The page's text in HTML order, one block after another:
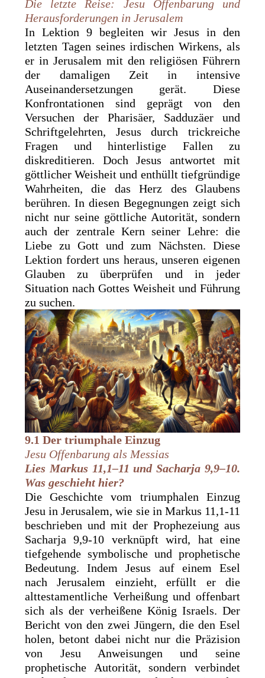
Die letzte Reise: Jesu Offenbarung und
Herausforderungen in Jerusalem
In Lektion 9 begleiten wir Jesus in den
letzten Tagen seines irdischen Wirkens, als
er in Jerusalem mit den religiösen Führern
der damaligen Zeit in intensive
Auseinandersetzungen gerät. Diese
Konfrontationen sind geprägt von den
Versuchen der Pharisäer, Sadduzäer und
Schriftgelehrten, Jesus durch trickreiche
Fragen und hinterlistige Fallen zu
diskreditieren. Doch Jesus antwortet mit
göttlicher Weisheit und enthüllt tiefgründige
Wahrheiten, die das Herz des Glaubens
berühren. In diesen Begegnungen zeigt sich
nicht nur seine göttliche Autorität, sondern
auch der zentrale Kern seiner Lehre: die
Liebe zu Gott und zum Nächsten. Diese
Lektion fordert uns heraus, unseren eigenen
Glauben zu überprüfen und in jeder
Situation nach Gottes Weisheit und Führung
zu suchen.
9.1 Der triumphale Einzug
Jesu Offenbarung als Messias
Lies Markus 11,1–11 und Sacharja 9,9–10.
Was geschieht hier?
Die Geschichte vom triumphalen Einzug
Jesu in Jerusalem, wie sie in Markus 11,1-11
beschrieben und mit der Prophezeiung aus
Sacharja 9,9-10 verknüpft wird, hat eine
tiefgehende symbolische und prophetische
Bedeutung. Indem Jesus auf einem Esel
nach Jerusalem einzieht, erfüllt er die
alttestamentliche Verheißung und offenbart
sich als der verheißene König Israels. Der
Bericht von den zwei Jüngern, die den Esel
holen, betont dabei nicht nur die Präzision
von Jesu Anweisungen und seine
prophetische Autorität, sondern verbindet